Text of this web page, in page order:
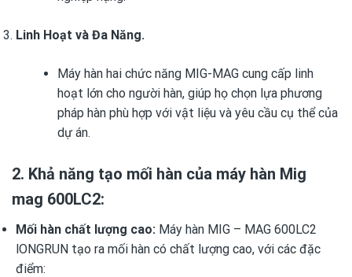
Linh Hoạt và Đa Năng.
Máy hàn hai chức năng MIG-MAG cung cấp linh
hoạt lớn cho người hàn, giúp họ chọn lựa phương
pháp hàn phù hợp với vật liệu và yêu cầu cụ thể của
dự án.
2. Khả năng tạo mối hàn của máy hàn Mig
mag 600LC2:
Mối hàn chất lượng cao:Máy hàn MIG – MAG 600LC2
lONGRUN tạo ra mối hàn có chất lượng cao, với các đặc
điểm: